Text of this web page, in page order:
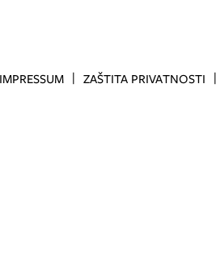
IMPRESSUM ZAŠTITA PRIVATNOSTI